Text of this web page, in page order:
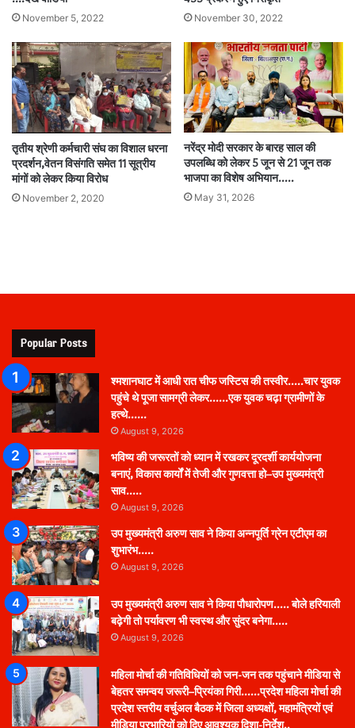
November 5, 2022
November 30, 2022
तृतीय श्रेणी कर्मचारी संघ का विशाल धरना
प्रदर्शन,वेतन विसंगति समेत 11 सूत्रीय
मांगों को लेकर किया विरोध
November 2, 2020
नरेंद्र मोदी सरकार के बारह साल की
उपलब्धि को लेकर 5 जून से 21 जून तक
भाजपा का विशेष अभियान…..
May 31, 2026
Popular Posts
श्मशानघाट में आधी रात चीफ जस्टिस की तस्वीर…..चार युवक
पहुंचे थे पूजा सामग्री लेकर……एक युवक चढ़ा ग्रामीणों के
हत्थे……
August 9, 2026
भविष्य की जरूरतों को ध्यान में रखकर दूरदर्शी कार्ययोजना
बनाएं, विकास कार्यों में तेजी और गुणवत्ता हो–उप मुख्यमंत्री
साव…..
August 9, 2026
उप मुख्यमंत्री अरुण साव ने किया अन्नपूर्ति ग्रेन एटीएम का
शुभारंभ…..
August 9, 2026
उप मुख्यमंत्री अरुण साव ने किया पौधारोपण….. बोले हरियाली
बढ़ेगी तो पर्यावरण भी स्वस्थ और सुंदर बनेगा…..
August 9, 2026
महिला मोर्चा की गतिविधियों को जन-जन तक पहुंचाने मीडिया से
बेहतर समन्वय जरूरी–प्रियंका गिरी……प्रदेश महिला मोर्चा की
प्रदेश स्तरीय वर्चुअल बैठक में जिला अध्यक्षों, महामंत्रियों एवं
मीडिया प्रभारियों को दिए आवश्यक दिशा-निर्देश..